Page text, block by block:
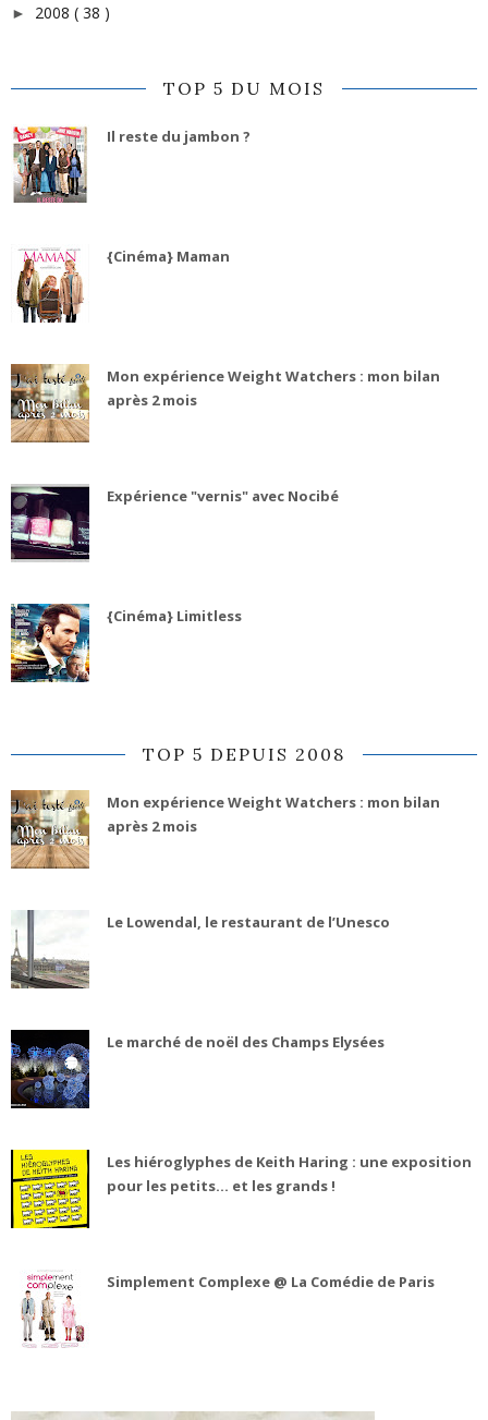
► 2008 ( 38 )
TOP 5 DU MOIS
Il reste du jambon ?
{Cinéma} Maman
Mon expérience Weight Watchers : mon bilan
après 2 mois
Expérience "vernis" avec Nocibé
{Cinéma} Limitless
TOP 5 DEPUIS 2008
Mon expérience Weight Watchers : mon bilan
après 2 mois
Le Lowendal, le restaurant de l’Unesco
Le marché de noël des Champs Elysées
Les hiéroglyphes de Keith Haring : une exposition
pour les petits... et les grands !
Simplement Complexe @ La Comédie de Paris